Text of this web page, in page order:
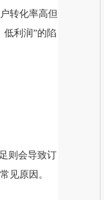
转化率高但
低利润”的陷
则会导致订
见原因。